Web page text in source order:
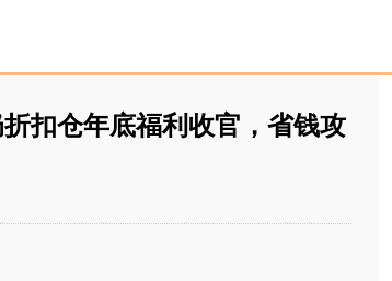
扣仓年底福利收官，省钱攻